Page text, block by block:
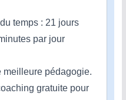
temps : 21 jours
par jour
meilleure pédagogie.
gratuite pour